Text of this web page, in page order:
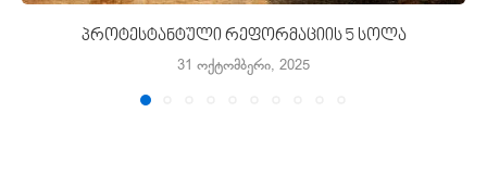
პროტესტანტული რეფორმაციის 5 სოლა
31 ოქტომბერი, 2025